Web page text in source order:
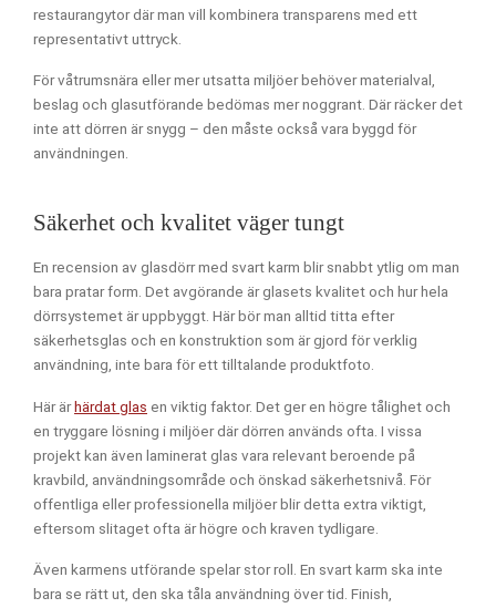
restaurangytor där man vill kombinera transparens med ett
representativt uttryck.
För våtrumsnära eller mer utsatta miljöer behöver materialval,
beslag och glasutförande bedömas mer noggrant. Där räcker det
inte att dörren är snygg – den måste också vara byggd för
användningen.
Säkerhet och kvalitet väger tungt
En recension av glasdörr med svart karm blir snabbt ytlig om man
bara pratar form. Det avgörande är glasets kvalitet och hur hela
dörrsystemet är uppbyggt. Här bör man alltid titta efter
säkerhetsglas och en konstruktion som är gjord för verklig
användning, inte bara för ett tilltalande produktfoto.
Här ärhärdat glas en viktig faktor. Det ger en högre tålighet och
en tryggare lösning i miljöer där dörren används ofta. I vissa
projekt kan även laminerat glas vara relevant beroende på
kravbild, användningsområde och önskad säkerhetsnivå. För
offentliga eller professionella miljöer blir detta extra viktigt,
eftersom slitaget ofta är högre och kraven tydligare.
Även karmens utförande spelar stor roll. En svart karm ska inte
bara se rätt ut, den ska tåla användning över tid. Finish,